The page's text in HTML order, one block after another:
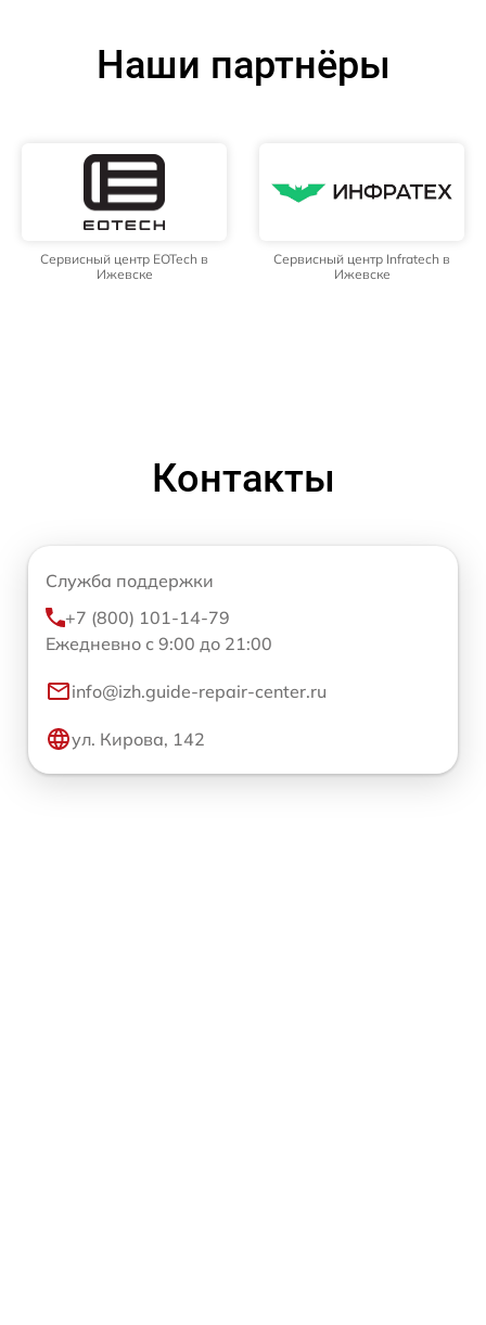
Наши партнёры
Сервисный центр EOTech в
Ижевске
Сервисный центр Infratech в
Ижевске
Контакты
Служба поддержки
+7 (800) 101-14-79
Ежедневно с 9:00 до 21:00
info@izh.guide-repair-center.ru
ул. Кирова, 142